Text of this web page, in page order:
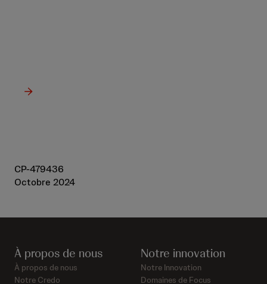
CP-479436
Octobre 2024
À propos de nous
À propos de nous
Notre Credo
Notre innovation
Notre Innovation
Domaines de Focus